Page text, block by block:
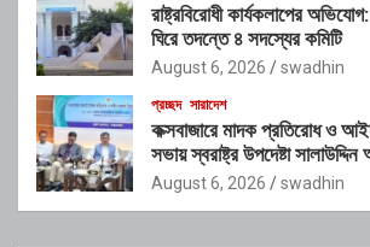
রাষ্ট্রবিরোধী কার্যকলাপের
ঘিরে তদন্তে ৪ সদস্যের কমিটি
August 6, 2026 swadhin
প্রচ্ছদ সারাদেশ
কক্সবাজারে মাদক প্রতিরোধ ও
সভায় স্বরাষ্ট্র উপদেষ্টা
August 6, 2026 swadhin